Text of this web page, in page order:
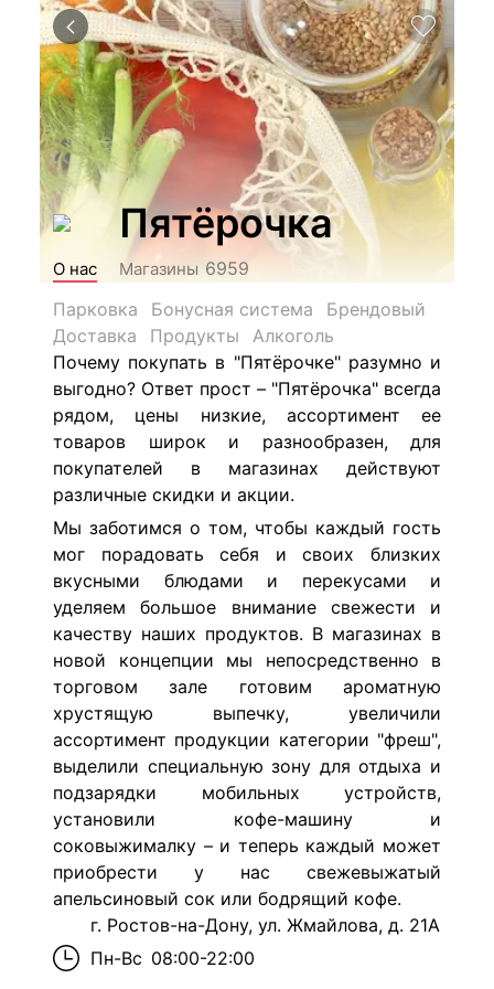
Пятёрочка
О нас Магазины 6959
Парковка
Бонусная система
Брендовый
Доставка
Продукты
Алкоголь
Почему покупать в "Пятёрочке" разумно и
выгодно? Ответ прост – "Пятёрочка" всегда
рядом, цены низкие, ассортимент ее
товаров широк и разнообразен, для
покупателей в магазинах действуют
различные скидки и акции.
Мы заботимся о том, чтобы каждый гость
мог порадовать себя и своих близких
вкусными блюдами и перекусами и
уделяем большое внимание свежести и
качеству наших продуктов. В магазинах в
новой концепции мы непосредственно в
торговом зале готовим ароматную
хрустящую выпечку, увеличили
ассортимент продукции категории "фреш",
выделили специальную зону для отдыха и
подзарядки мобильных устройств,
установили кофе-машину и
соковыжималку – и теперь каждый может
приобрести у нас свежевыжатый
апельсиновый сок или бодрящий кофе.
г. Ростов-на-Дону, ул. Жмайлова, д. 21А
Пн-Вс 08:00-22:00